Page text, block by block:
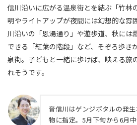
信川沿いに広がる温泉街とを結ぶ「竹林
明やライトアップが夜間には幻想的な雰
川沿いの「恩湯通り」や遊歩道、秋には
できる「紅葉の階段」など、そぞろ歩き
泉街。子どもと一緒に歩けば、映える旅
れそうです。
音信川はゲンジボタルの発
物に指定。5月下旬から6月